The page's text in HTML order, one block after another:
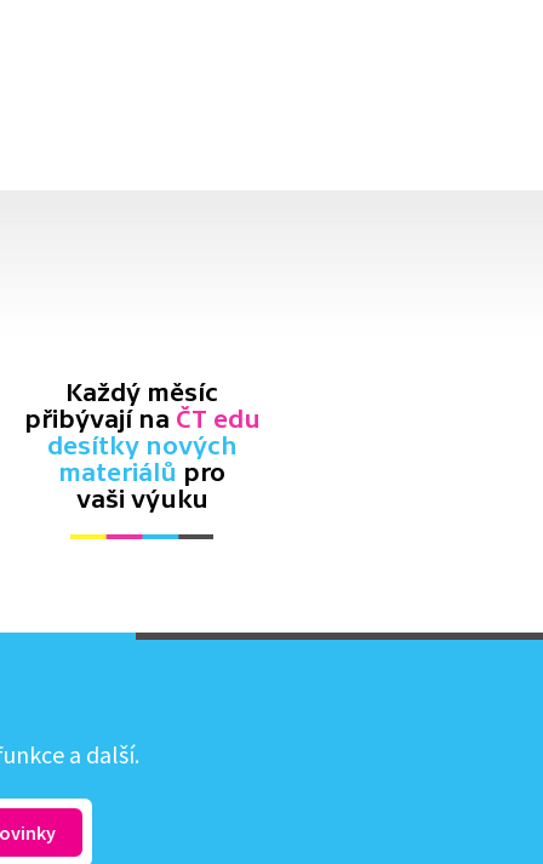
Každý měsíc
přibývají na ČT edu
desítky nových
materiálů pro
vaši výuku
a další.